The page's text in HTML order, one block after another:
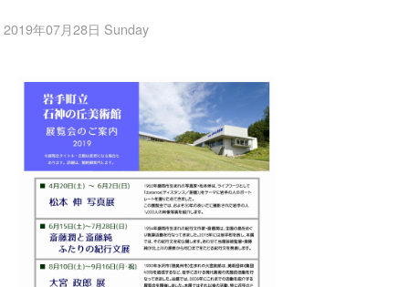
2019年07月28日 Sunday